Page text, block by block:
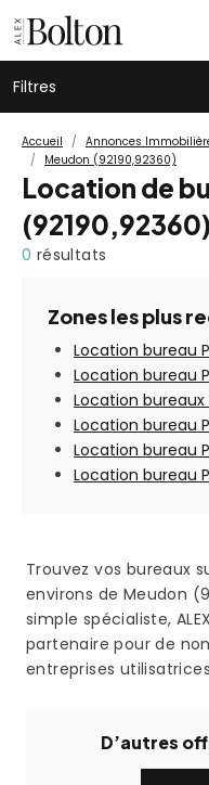
Filtres
Accueil Annonces
Meudon (92190,92360)
Location de
0 résultats
Zones les plus
Location bureau
Location bureau
Location bureaux
Location bureau
Location bureau
Location bureau
Trouvez vos bureaux
environs de Meudon
simple spécialiste,
partenaire pour de
entreprises
D’autres